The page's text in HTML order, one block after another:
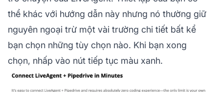
thể khác với hướng dẫn này nhưng nó thường giữ
nguyên ngoại trừ một vài trường chi tiết bất kể
bạn chọn những tùy chọn nào. Khi bạn xong
chọn, nhấp vào nút tiếp tục màu xanh.